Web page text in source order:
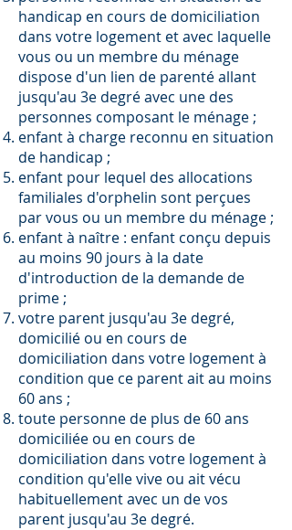
handicap en cours de domiciliation
dans votre logement et avec laquelle
vous ou un membre du ménage
dispose d'un lien de parenté allant
jusqu'au 3e degré avec une des
personnes composant le ménage ;
enfant à charge reconnu en situation
de handicap ;
enfant pour lequel des allocations
familiales d'orphelin sont perçues
par vous ou un membre du ménage ;
enfant à naître : enfant conçu depuis
au moins 90 jours à la date
d'introduction de la demande de
prime ;
votre parent jusqu'au 3e degré,
domicilié ou en cours de
domiciliation dans votre logement à
condition que ce parent ait au moins
60 ans ;
toute personne de plus de 60 ans
domiciliée ou en cours de
domiciliation dans votre logement à
condition qu'elle vive ou ait vécu
habituellement avec un de vos
parent jusqu'au 3e degré.